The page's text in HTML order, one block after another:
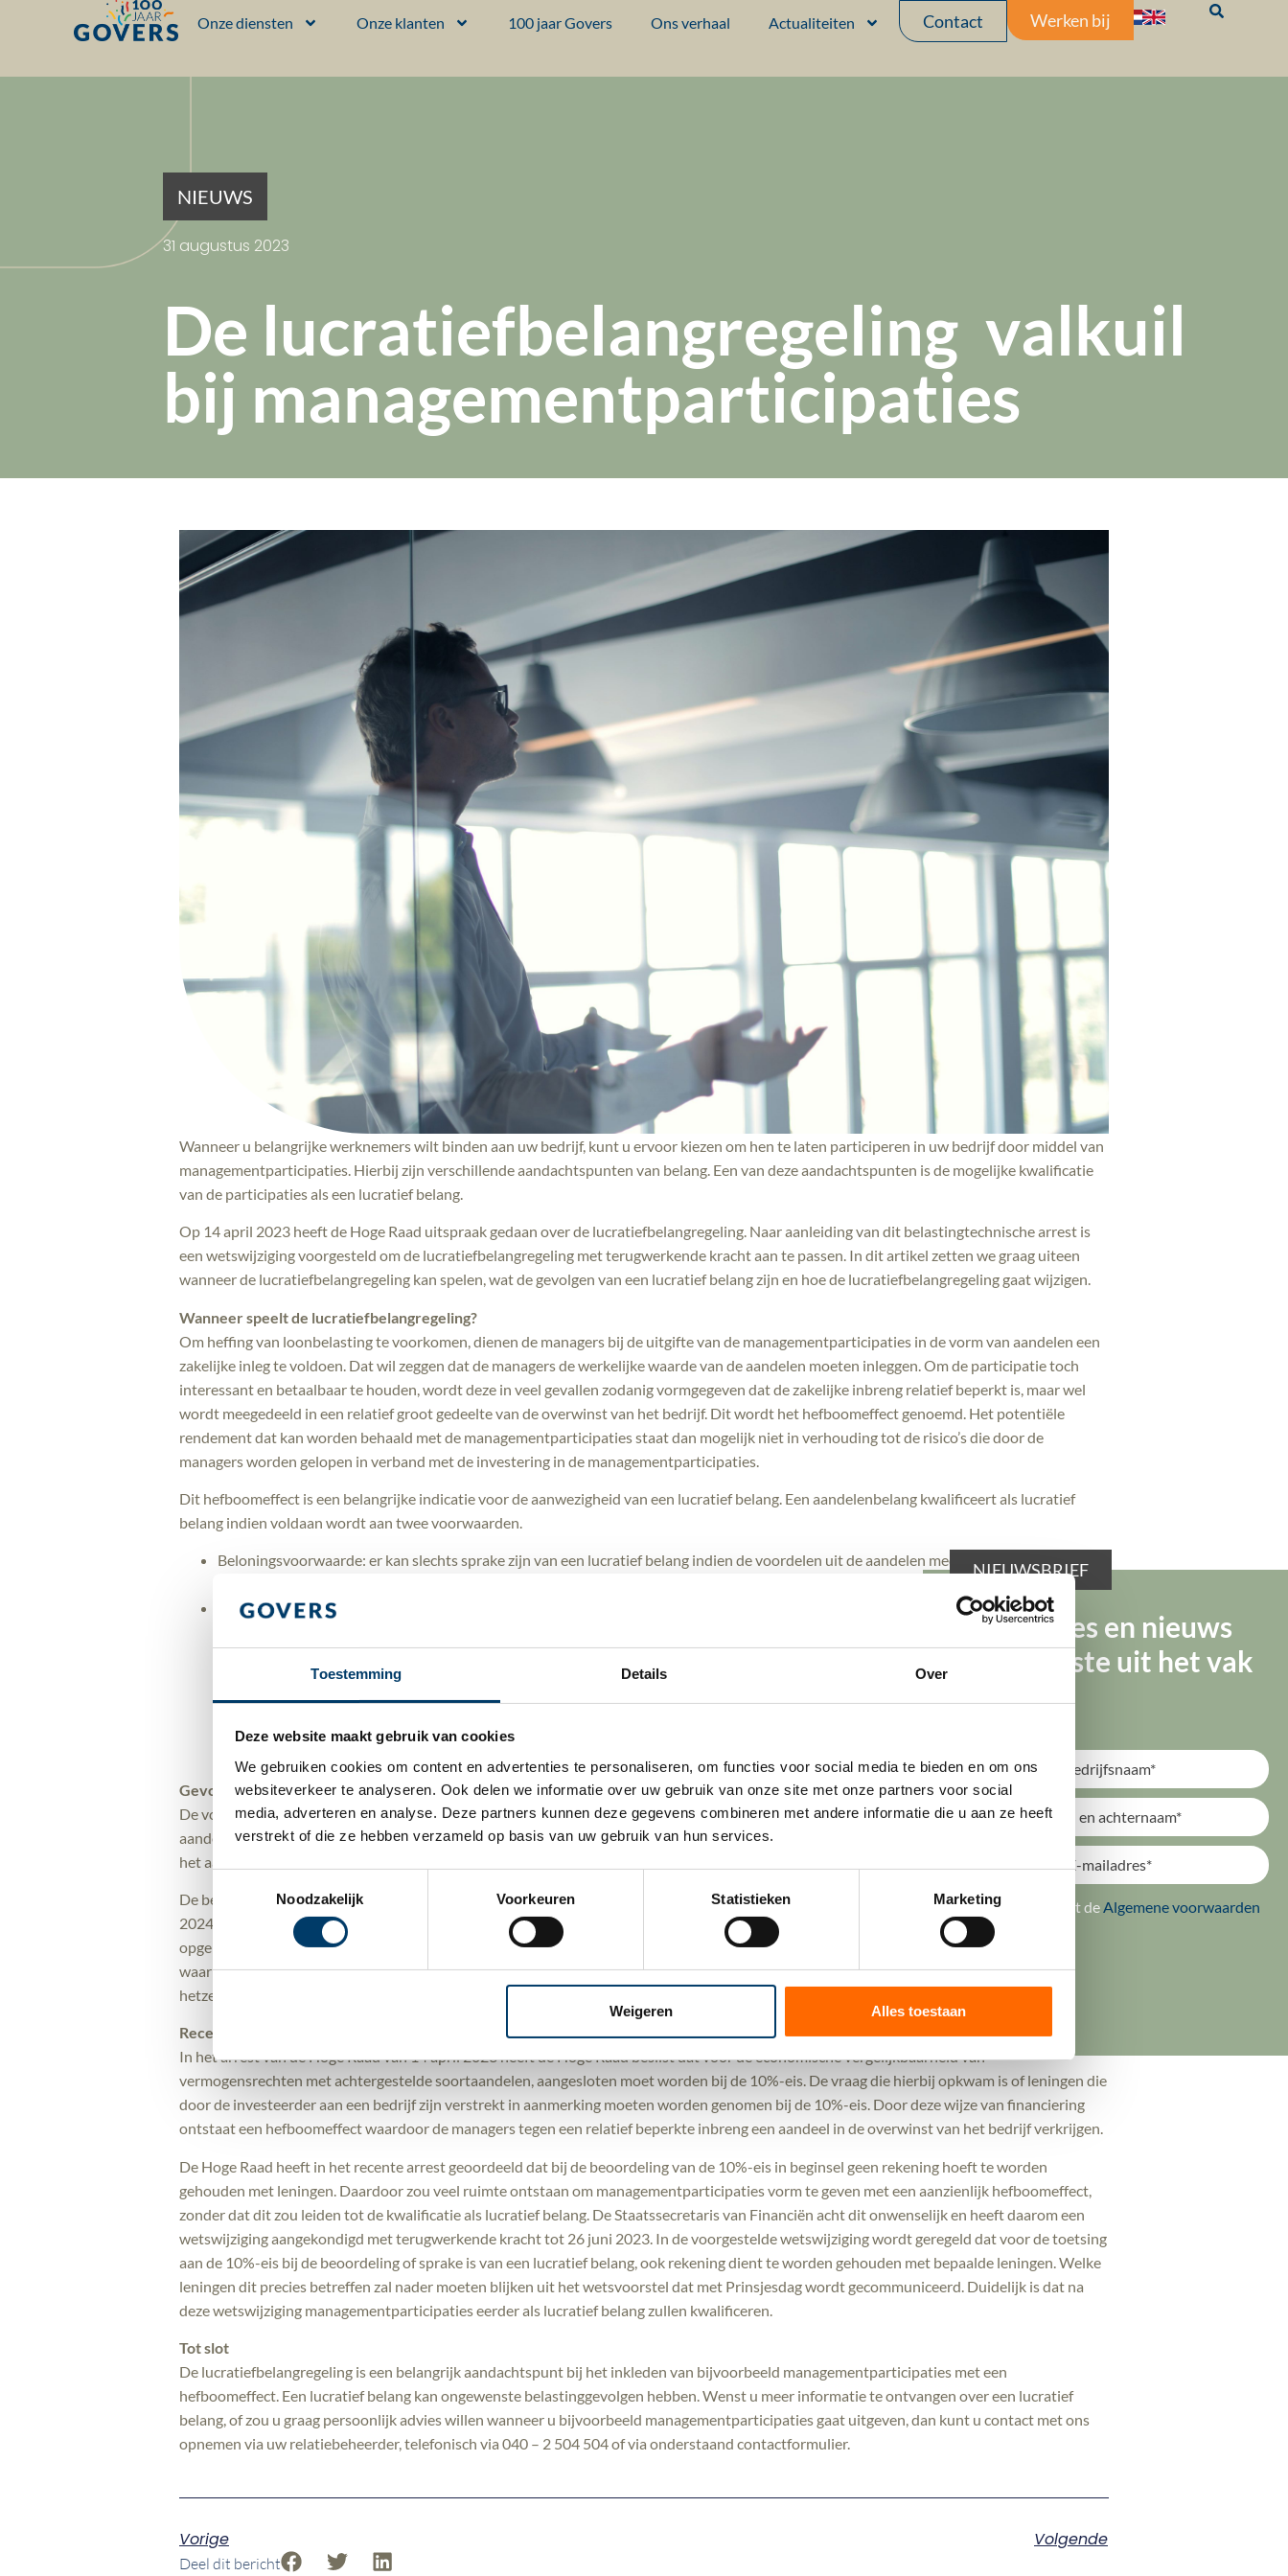
Toestemming Details Over
Deze website maakt gebruik van cookies
We gebruiken cookies om content en advertenties te personaliseren, om functies voor social media te bieden en om ons
websiteverkeer te analyseren. Ook delen we informatie over uw gebruik van onze site met onze partners voor social
media, adverteren en analyse. Deze partners kunnen deze gegevens combineren met andere informatie die u aan ze heeft
verstrekt of die ze hebben verzameld op basis van uw gebruik van hun services.
Noodzakelijk
Voorkeuren Statistieken Marketing
Weigeren Alles toestaan
Onze diensten Onze klanten 100 jaar Govers Ons verhaal Actualiteiten Contact Werken bij
NIEUWS
31 augustus 2023
De lucratiefbelangregeling  valkuil
bij managementparticipaties
Wanneer u belangrijke werknemers wilt binden aan uw bedrijf, kunt u ervoor kiezen om hen te laten participeren in uw bedrijf door middel van
managementparticipaties. Hierbij zijn verschillende aandachtspunten van belang. Een van deze aandachtspunten is de mogelijke kwalificatie
van de participaties als een lucratief belang.
Op 14 april 2023 heeft de Hoge Raad uitspraak gedaan over de lucratiefbelangregeling. Naar aanleiding van dit belastingtechnische arrest is
een wetswijziging voorgesteld om de lucratiefbelangregeling met terugwerkende kracht aan te passen. In dit artikel zetten we graag uiteen
wanneer de lucratiefbelangregeling kan spelen, wat de gevolgen van een lucratief belang zijn en hoe de lucratiefbelangregeling gaat wijzigen.
Wanneer speelt de lucratiefbelangregeling?
Om heffing van loonbelasting te voorkomen, dienen de managers bij de uitgifte van de managementparticipaties in de vorm van aandelen een
zakelijke inleg te voldoen. Dat wil zeggen dat de managers de werkelijke waarde van de aandelen moeten inleggen. Om de participatie toch
interessant en betaalbaar te houden, wordt deze in veel gevallen zodanig vormgegeven dat de zakelijke inbreng relatief beperkt is, maar wel
wordt meegedeeld in een relatief groot gedeelte van de overwinst van het bedrijf. Dit wordt het hefboomeffect genoemd. Het potentiële
rendement dat kan worden behaald met de managementparticipaties staat dan mogelijk niet in verhouding tot de risico’s die door de
managers worden gelopen in verband met de investering in de managementparticipaties.
Dit hefboomeffect is een belangrijke indicatie voor de aanwezigheid van een lucratief belang. Een aandelenbelang kwalificeert als lucratief
belang indien voldaan wordt aan twee voorwaarden.
Beloningsvoorwaarde: er kan slechts sprake zijn van een lucratief belang indien de voordelen uit de aandelen mede een beloning beogen
Hefboomeffect: in het geval dat met een geringe eigen inbreng een disproportioneel rendement behaald kan worden, is sprake van een
hefboomeffect. Hiervan is in ieder geval sprake wanneer de managementparticipaties een achtergestelde soort aandelen betreffen welke
Ook kan sprake zijn van een lucratief belang indien er vermogensrechten worden verkregen die economisch overeenkomen of
vergelijkbaar zijn met aandelen waarbij een dergelijk hefboomeffect speelt. Bij deze economisch vergelijkbare vermogensrechten geldt
ook zowel de beloningsvoorwaarde als de 10%-eis. Dit blijkt uit het arrest van de Hoge Raad van 14 april 2023.
Gevolgen van de lucratiefbelangregeling
De voordelen uit een aandelenbelang worden normaliter belast in box 2 (indien het aandelenbelang groter dan 5% is) of in box 3 (bij een
aandelenbelang kleiner dan 5%) van de inkomstenbelasting. Wanneer de lucratiefbelangregeling van toepassing is, dan zijn de voordelen uit
het aandelenbelang belast in box 1 van de inkomstenbelasting in plaats van in box 2 of 3.
De belastingheffing in box 1 kan oplopen tot 49,5%. Dit is een hoge heffing in vergelijking met de heffing in box 2 (toptarief van 31% vanaf
2024) en de huidige forfaitaire heffing in box 3 (in 2023 circa 2% van de waarde van de aandelen). In de wet is een keuzemogelijkheid
opgenomen om de belastingheffing in box 1 te voorkomen. Indien de managementparticipaties worden gehouden via een vennootschap
waarin de manager meer dan 5% van de aandelen bezit en minimaal 95% van de ontvangen voordelen uit de managementparticipatie in
hetzelfde kalenderjaar wordt uitgekeerd naar privé, dan worden deze voordelen belast in box 2 in plaats van in box 1.
Recent aangekondigde wetswijziging
In het arrest van de Hoge Raad van 14 april 2023 heeft de Hoge Raad beslist dat voor de economische vergelijkbaarheid van
vermogensrechten met achtergestelde soortaandelen, aangesloten moet worden bij de 10%-eis. De vraag die hierbij opkwam is of leningen die
door de investeerder aan een bedrijf zijn verstrekt in aanmerking moeten worden genomen bij de 10%-eis. Door deze wijze van financiering
ontstaat een hefboomeffect waardoor de managers tegen een relatief beperkte inbreng een aandeel in de overwinst van het bedrijf verkrijgen.
De Hoge Raad heeft in het recente arrest geoordeeld dat bij de beoordeling van de 10%-eis in beginsel geen rekening hoeft te worden
gehouden met leningen. Daardoor zou veel ruimte ontstaan om managementparticipaties vorm te geven met een aanzienlijk hefboomeffect,
zonder dat dit zou leiden tot de kwalificatie als lucratief belang. De Staatssecretaris van Financiën acht dit onwenselijk en heeft daarom een
wetswijziging aangekondigd met terugwerkende kracht tot 26 juni 2023. In de voorgestelde wetswijziging wordt geregeld dat voor de toetsing
aan de 10%-eis bij de beoordeling of sprake is van een lucratief belang, ook rekening dient te worden gehouden met bepaalde leningen. Welke
leningen dit precies betreffen zal nader moeten blijken uit het wetsvoorstel dat met Prinsjesdag wordt gecommuniceerd. Duidelijk is dat na
deze wetswijziging managementparticipaties eerder als lucratief belang zullen kwalificeren.
Tot slot
De lucratiefbelangregeling is een belangrijk aandachtspunt bij het inkleden van bijvoorbeeld managementparticipaties met een
hefboomeffect. Een lucratief belang kan ongewenste belastinggevolgen hebben. Wenst u meer informatie te ontvangen over een lucratief
belang, of zou u graag persoonlijk advies willen wanneer u bijvoorbeeld managementparticipaties gaat uitgeven, dan kunt u contact met ons
opnemen via uw relatiebeheerder, telefonisch via 040 – 2 504 504 of via onderstaand contactformulier.
Vorige Volgende
Deel dit bericht
NIEUWSBRIEF
Tips, advies en nieuws
van de beste uit het vak
ik ga akkoord met de Algemene voorwaarden
Verstuur